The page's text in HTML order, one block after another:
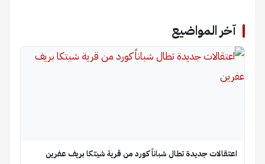
آخر المواضيع
اعتقالات جديدة تطال شباناً كورد من قرية شيتكا بريف عفرين